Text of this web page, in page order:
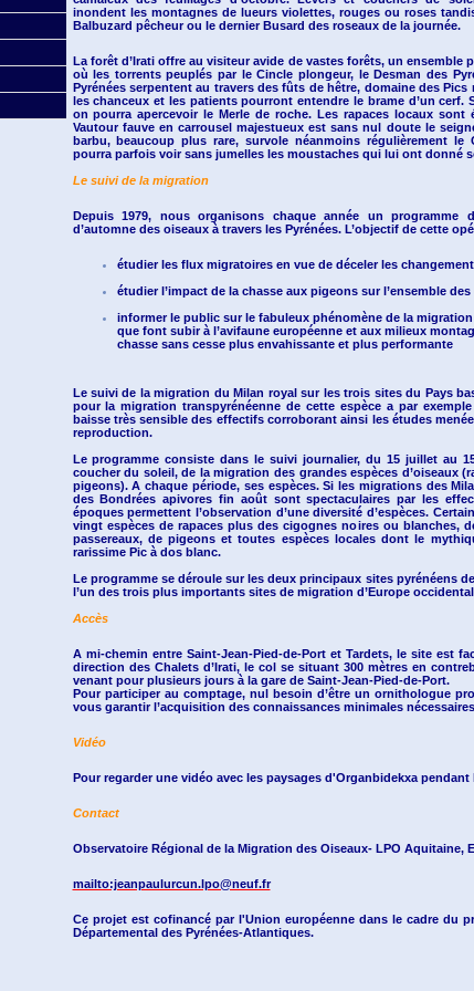
inondent les montagnes de lueurs violettes, rouges ou roses
Balbuzard pêcheur ou le dernier Busard des roseaux de la journée.
La forêt d’Irati offre au visiteur avide de vastes forêts, un ensemble
où les torrents peuplés par le Cincle plongeur, le Desman des
Pyrénées serpentent au travers des fûts de hêtre, domaine des
les chanceux et les patients pourront entendre le brame d’un cerf.
on pourra apercevoir le Merle de roche. Les rapaces locaux sont
Vautour fauve en carrousel majestueux est sans nul doute le
barbu, beaucoup plus rare, survole néanmoins régulièrement le
pourra parfois voir sans jumelles les moustaches qui lui ont donné
Le suivi de la migration
Depuis 1979, nous organisons chaque année un programme
d’automne des oiseaux à travers les Pyrénées. L’objectif de cette
étudier les flux migratoires en vue de déceler les
étudier l’impact de la chasse aux pigeons sur l’ensemble
informer le public sur le fabuleux phénomène de la
que font subir à l’avifaune européenne et aux milieux
chasse sans cesse plus envahissante et plus performante
Le suivi de la migration du Milan royal sur les trois sites du Pays
pour la migration transpyrénéenne de cette espèce a par
baisse très sensible des effectifs corroborant ainsi les études
reproduction.
Le programme consiste dans le suivi journalier, du 15 juillet au
coucher du soleil, de la migration des grandes espèces d’oiseaux
pigeons). A chaque période, ses espèces. Si les migrations des
des Bondrées apivores fin août sont spectaculaires par les
époques permettent l’observation d’une diversité d’espèces.
vingt espèces de rapaces plus des cigognes noires ou blanches,
passereaux, de pigeons et toutes espèces locales dont le
rarissime Pic à dos blanc.
Le programme se déroule sur les deux principaux sites pyrénéens
l’un des trois plus importants sites de migration d’Europe
Accès
A mi-chemin entre Saint-Jean-Pied-de-Port et Tardets, le site est
direction des Chalets d’Irati, le col se situant 300 mètres en
venant pour plusieurs jours à la gare de Saint-Jean-Pied-de-Port.
Pour participer au comptage, nul besoin d’être un ornithologue
vous garantir l’acquisition des connaissances minimales
Vidéo
Pour regarder une vidéo avec les paysages d'Organbidekxa pendant
Contact
Observatoire Régional de la Migration des Oiseaux- LPO Aquitaine,
mailto:jeanpaulurcun.lpo@neuf.fr
Ce projet est cofinancé par l'Union européenne dans le cadre du
Départemental des Pyrénées-Atlantiques.